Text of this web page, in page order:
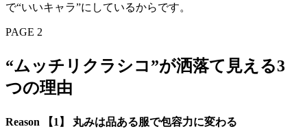
で“いいキャラ”にしているからです。
PAGE 2
“ムッチリクラシコ”が洒落て見える3
つの理由
Reason 【1】 丸みは品ある服で包容力に変わる